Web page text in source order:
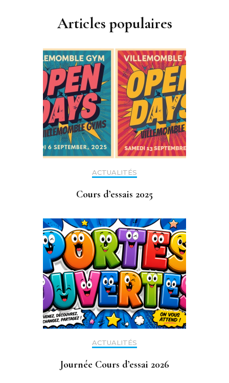
Articles populaires
ACTUALITÉS
Cours d’essais 2025
ACTUALITÉS
Journée Cours d’essai 2026